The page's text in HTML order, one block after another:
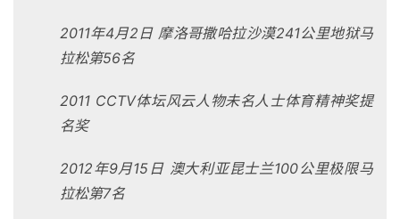
2011年4月2日 摩洛哥撒哈拉沙漠241公里地狱马
拉松第56名
2011 CCTV体坛风云人物未名人士体育精神奖提
名奖
2012年9月15日 澳大利亚昆士兰100公里极限马
拉松第7名